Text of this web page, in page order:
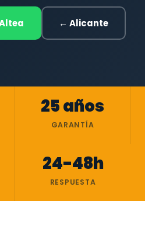
← Alicante
25 años
GARANTÍA
24-48h
RESPUESTA